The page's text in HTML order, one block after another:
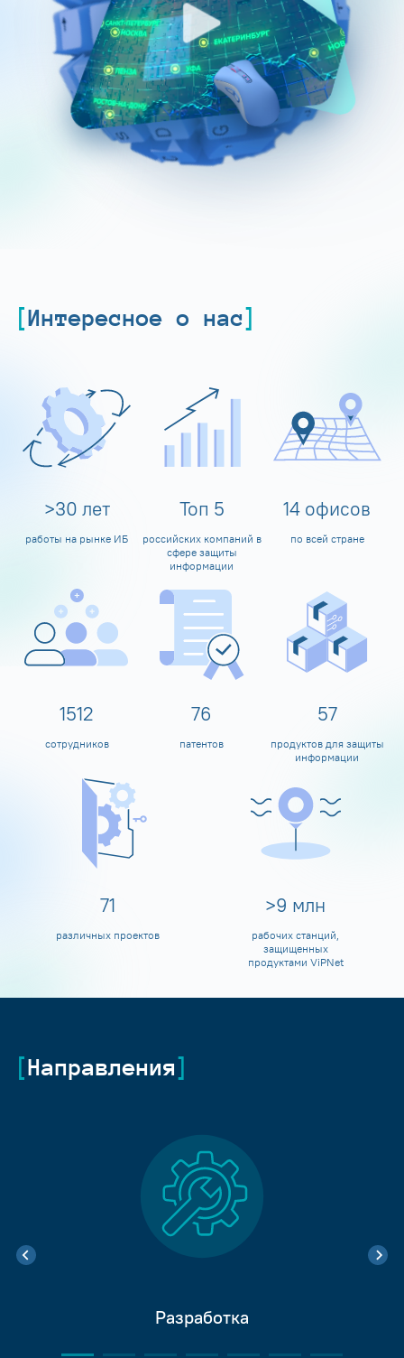
Интересное о нас
>30 лет
работы на рынке ИБ
Топ 5
российских компаний в
сфере защиты
информации
14 офисов
по всей стране
1599
сотрудников
80
патентов
60
продуктов для защиты
информации
80
различных проектов
>10 млн
рабочих станций,
защищенных
продуктами ViPNet
Направления
Разработка